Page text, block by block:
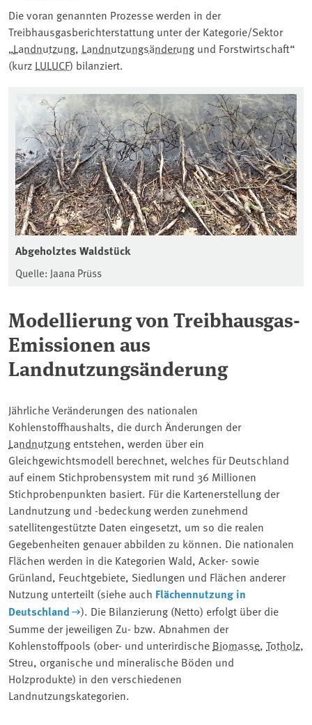
Die voran genannten Prozesse werden in der
Treibhausgasberichterstattung unter der Kategorie/Sektor
„Landnutzung, Landnutzungsänderung und Forstwirtschaft“
(kurz LULUCF) bilanziert.
Abgeholztes Waldstück
Quelle: Jaana Prüss
Modellierung von Treibhausgas-
Emissionen aus
Landnutzungsänderung
Jährliche Veränderungen des nationalen
Kohlenstoffhaushalts, die durch Änderungen der
Landnutzung entstehen, werden über ein
Gleichgewichtsmodell berechnet, welches für Deutschland
auf einem Stichprobensystem mit rund 36 Millionen
Stichprobenpunkten basiert. Für die Kartenerstellung der
Landnutzung und -bedeckung werden zunehmend
satellitengestützte Daten eingesetzt, um so die realen
Gegebenheiten genauer abbilden zu können. Die nationalen
Flächen werden in die Kategorien Wald, Acker- sowie
Grünland, Feuchtgebiete, Siedlungen und Flächen anderer
Nutzung unterteilt (siehe auch Flächennutzung in
Deutschland
). Die Bilanzierung (Netto) erfolgt über die
Summe der jeweiligen Zu- bzw. Abnahmen der
Kohlenstoffpools (ober- und unterirdische ⁠ Biomasse⁠, ⁠ Totholz⁠,
Streu, organische und mineralische Böden und
Holzprodukte) in den verschiedenen
Landnutzungskategorien.